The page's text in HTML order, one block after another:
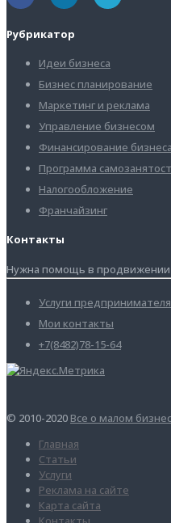
Рубрикатор
Идеи бизнеса
Бизнес планирование
Маркетинг и реклама
Управление бизнесом
Финансирование бизнеса
Программа
Налогообложение
Франчайзинг
Контакты
Нужна помощь в продвижении
Услуги
Мои контакты
+7(8482)78-15-64
© 2010-2020 Все о малом
Главная
Статьи
Услуги
Реклама на сайте
Карта сайта